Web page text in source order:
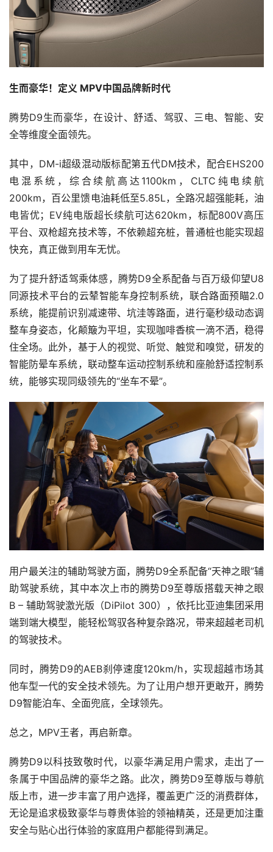
生而豪华！定义 MPV中国品牌新时代
腾势D9生而豪华，在设计、舒适、驾驭、三电、智能、安
全等维度全面领先。
其中，DM-i超级混动版标配第五代DM技术，配合EHS200
电混系统，综合续航高达1100km，CLTC纯电续航
200km，百公里馈电油耗低至5.85L，全路况超强能耗，油
电皆优；EV纯电版超长续航可达620km，标配800V高压
平台、双枪超充技术等，不依赖超充桩，普通桩也能实现超
快充，真正做到用车无忧。
为了提升舒适驾乘体感，腾势D9全系配备与百万级仰望U8
同源技术平台的云辇智能车身控制系统，联合路面预瞄2.0
系统，能提前识别减速带、坑洼等路面，进行毫秒级动态调
整车身姿态，化颠簸为平坦，实现咖啡香槟一滴不洒，稳得
住全场。此外，基于人的视觉、听觉、触觉和嗅觉，研发的
智能防晕车系统，联动整车运动控制系统和座舱舒适控制系
统，能够实现同级领先的“坐车不晕”。
用户最关注的辅助驾驶方面，腾势D9全系配备“天神之眼”辅
助驾驶系统，其中本次上市的腾势D9至尊版搭载天神之眼
B – 辅助驾驶激光版（DiPilot 300），依托比亚迪集团采用
端到端大模型，能轻松驾驭各种复杂路况，带来超越老司机
的驾驶技术。
同时，腾势D9的AEB刹停速度120km/h，实现超越市场其
他车型一代的安全技术领先。为了让用户想开更敢开，腾势
D9智能泊车、全面兜底，全球领先。
总之，MPV王者，再启新章。
腾势D9以科技致敬时代，以豪华满足用户需求，走出了一
条属于中国品牌的豪华之路。此次，腾势D9至尊版与尊航
版上市，进一步丰富了用户选择，覆盖更广泛的消费群体，
无论是追求极致豪华与尊贵体验的领袖精英，还是更加注重
安全与贴心出行体验的家庭用户都能得到满足。